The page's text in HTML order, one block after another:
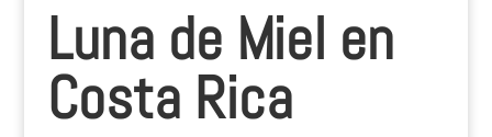
Luna de Miel en
Costa Rica